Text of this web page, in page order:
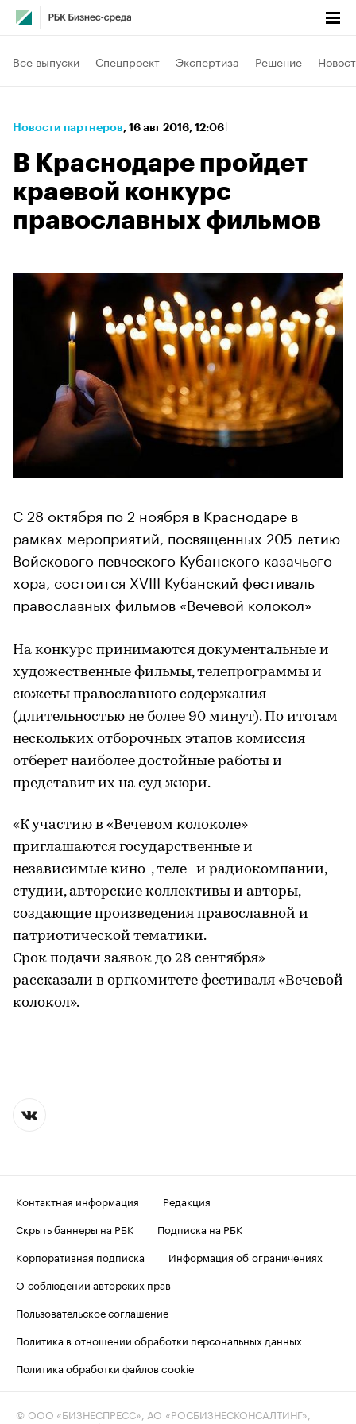
Все выпуски Спецпроект Экспертиза Решение
Новости партнеров⁠, 16 авг 2016, 12:06
В Краснодаре пройдет
краевой конкурс
православных фильмов
С 28 октября по 2 ноября в Краснодаре в
рамках мероприятий, посвященных 205-летию
Войскового певческого Кубанского казачьего
хора, состоится XVIII Кубанский фестиваль
православных фильмов «Вечевой колокол»
На конкурс принимаются документальные и
художественные фильмы, телепрограммы и
сюжеты православного содержания
(длительностью не более 90 минут). По итогам
нескольких отборочных этапов комиссия
отберет наиболее достойные работы и
представит их на суд жюри.
«К участию в «Вечевом колоколе»
приглашаются государственные и
независимые кино-, теле- и радиокомпании,
студии, авторские коллективы и авторы,
создающие произведения православной и
патриотической тематики.
Срок подачи заявок до 28 сентября» -
рассказали в оргкомитете фестиваля «Вечевой
колокол».
Контактная информация
Редакция
Скрыть баннеры на РБК
Подписка на РБК
Корпоративная подписка
Информация об ограничениях
О соблюдении авторских прав
Пользовательское соглашение
Политика в отношении обработки персональных данных
Политика обработки файлов cookie
© ООО «БИЗНЕСПРЕСС», АО «РОСБИЗНЕСКОНСАЛТИНГ»,